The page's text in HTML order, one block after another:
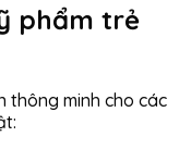
phẩm trẻ
thông minh cho các